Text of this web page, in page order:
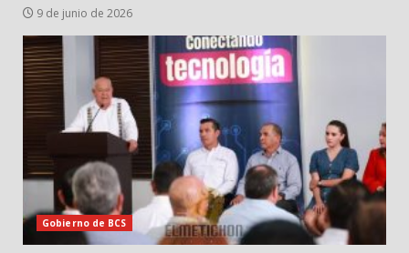
9 de junio de 2026
Gobierno de BCS